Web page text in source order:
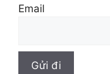
Email